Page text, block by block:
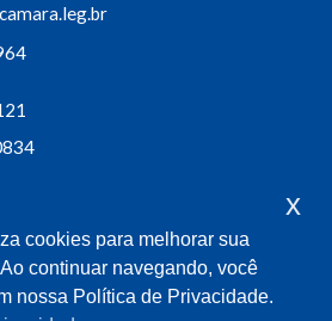
mandato
cookies para melhorar sua
continuar navegando, você
nossa Política de Privacidade.
x